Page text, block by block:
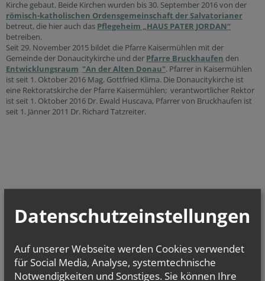
Kirche gebaut. Beide Kirchen wurden bis 30. September 2016 von der
römisch-katholischen Ordensgemeinschaft der Salvatorianer
betreut, die hier auch das Pflegeheim „HAUS PATER JORDAN“
betreiben.
Seit 29. November 2015 bildet die Pfarre Kaisermühlen mit der
Gemeinde der Donaucitykirche und der Pfarre Bruckhaufen den
Entwicklungsraum "An der Alten Donau". Pfarrer in Kaisermühlen
ist seit 1. Oktober 2016 Mag. Gottfried Klima. Die Donaucitykirche ist
eine Rektoratskirche der Pfarre Kaisermühlen; verantwortlicher Rektor
ist seit 1. Oktober 2016 Dr. Ewald Huscava, Pfarrer von Bruckhaufen ist
seit 1. Jänner 2011 Dr. Richard Tatzreiter.
Datenschutzeinstellungen
Auf unserer Webseite werden Cookies verwendet
für Social Media, Analyse, systemtechnische
Notwendigkeiten und Sonstiges. Sie können Ihre